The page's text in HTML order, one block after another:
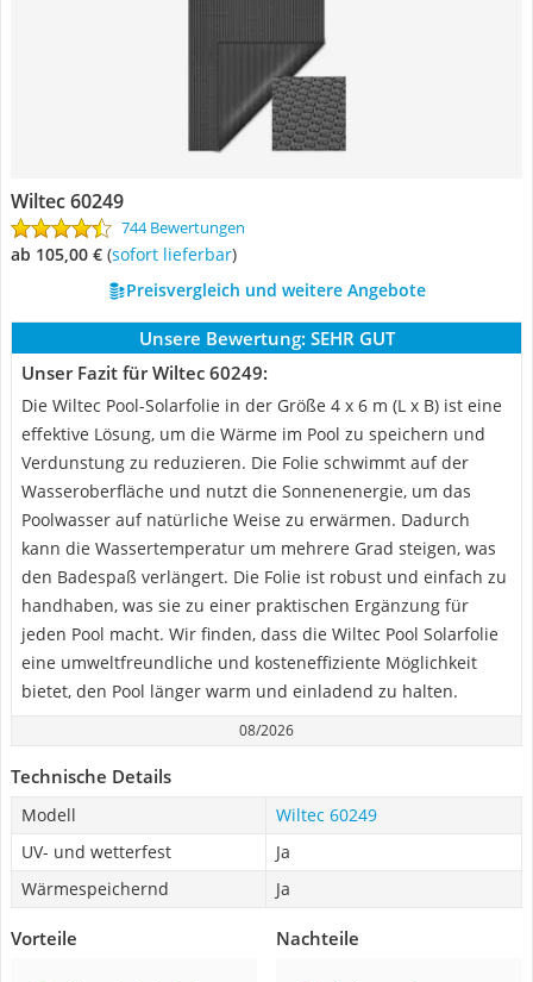
Wiltec 60249
744 Bewertungen
ab 105,00 € ( Sofort lieferbar)
Preisvergleich und weitere Angebote
Unsere Bewertung: SEHR GUT
Unser Fazit für Wiltec 60249:
Die Wiltec Pool-Solarfolie in der Größe 4 x 6 m (L x B) ist eine
effektive Lösung, um die Wärme im Pool zu speichern und
Verdunstung zu reduzieren. Die Folie schwimmt auf der
Wasseroberfläche und nutzt die Sonnenenergie, um das
Poolwasser auf natürliche Weise zu erwärmen. Dadurch
kann die Wassertemperatur um mehrere Grad steigen, was
den Badespaß verlängert. Die Folie ist robust und einfach zu
handhaben, was sie zu einer praktischen Ergänzung für
jeden Pool macht. Wir finden, dass die Wiltec Pool Solarfolie
eine umweltfreundliche und kosteneffiziente Möglichkeit
bietet, den Pool länger warm und einladend zu halten.
08/2026
Technische Details
Modell
Wiltec 60249
UV- und wetterfest
Ja
Wärmespeichernd
Ja
Vorteile Nachteile